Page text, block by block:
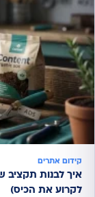
קידום אתרים
לקרוע את הכיס)